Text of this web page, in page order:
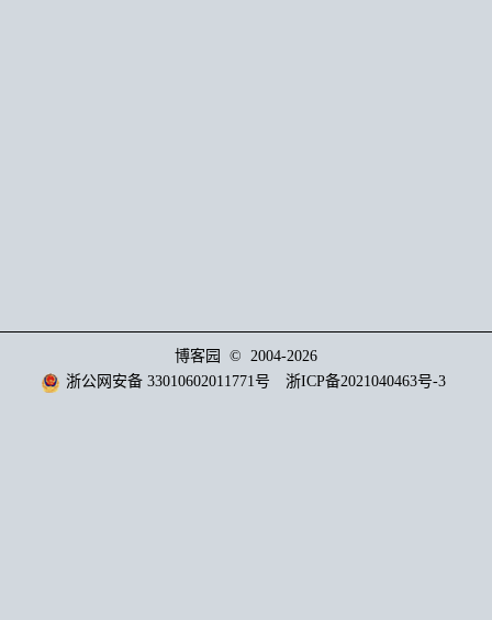
博客园
© 2004-2026
浙公网安备 33010602011771号
浙ICP备2021040463号-3